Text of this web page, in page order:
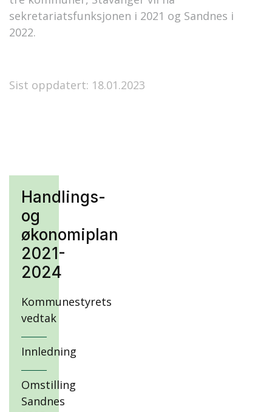
Handlings-
og
økonomiplan
2021-
2024
Kommunestyrets
vedtak
Innledning
Omstilling
Sandnes
sekretariatsfunksjonen i 2021 og Sandnes i
2022.
Sist oppdatert: 18.01.2023